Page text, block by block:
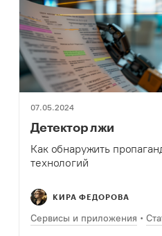
07.05.2024
Детектор лжи
Как обнаружить
технологий
КИРА ФЕДОРОВА
Сервисы и приложения